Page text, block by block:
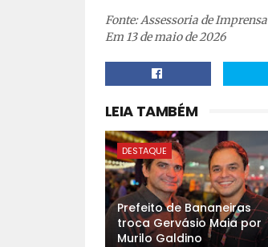
Fonte: Assessoria de Imprensa
Em 13 de maio de 2026
LEIA TAMBÉM
DESTAQUE
Prefeito de Bananeiras
troca Gervásio Maia por
Murilo Galdino